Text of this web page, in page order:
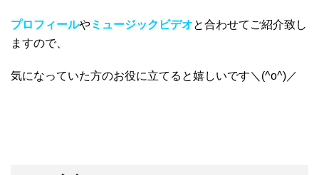
プロフィールやミュージックビデオと合わせてご紹介致し
ますので、
気になっていた方のお役に立てると嬉しいです＼(^o^)／